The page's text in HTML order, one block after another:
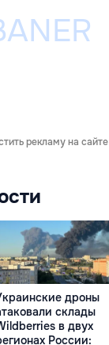
рекламу на сайте
дроны
склады
в двух
России: